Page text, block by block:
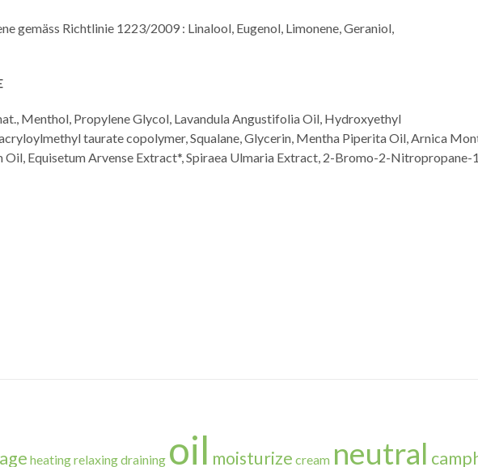
gemäss Richtlinie 1223/2009 : Linalool, Eugenol, Limonene, Geraniol,
Menthol, Propylene Glycol, Lavandula Angustifolia Oil, Hydroxyethyl
taurate copolymer, Squalane, Glycerin, Mentha Piperita Oil, Arnica
Oil, Equisetum Arvense Extract*, Spiraea Ulmaria Extract, 2-Bromo-2-Nitropropane-
heatingrelaxingdraining oil moisturize cream neutral